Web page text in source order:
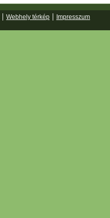
Webhely térkép Impresszum